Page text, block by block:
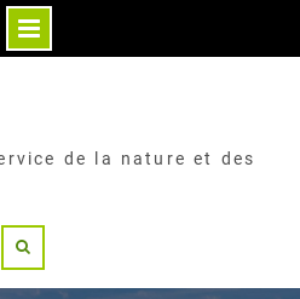
de la nature et des